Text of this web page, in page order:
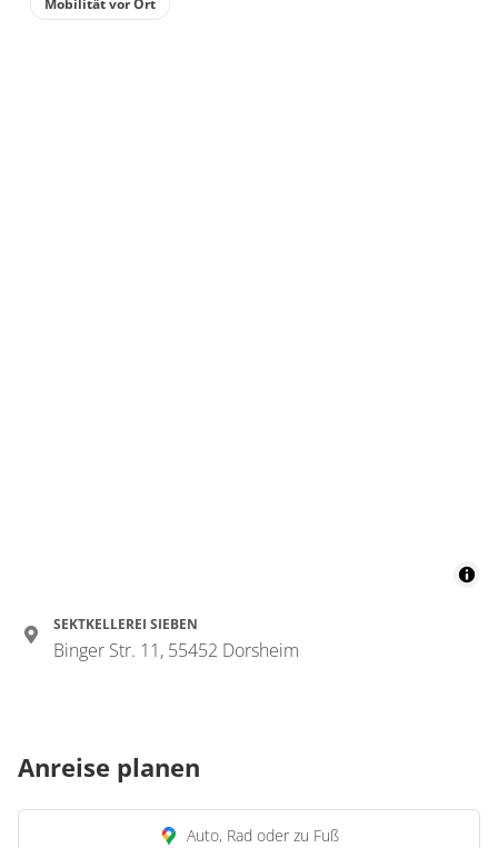
Mobilität vor Ort
SEKTKELLEREI SIEBEN
Binger Str. 11, 55452 Dorsheim
Anreise planen
Auto, Rad oder zu Fuß